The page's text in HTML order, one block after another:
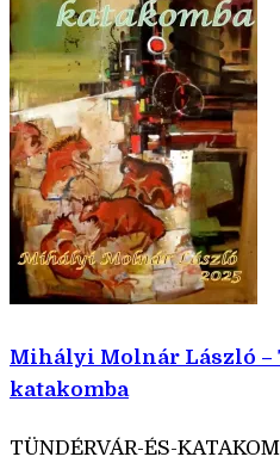
Mihályi Molnár László –
katakomba
TÜNDÉRVÁR-ÉS-